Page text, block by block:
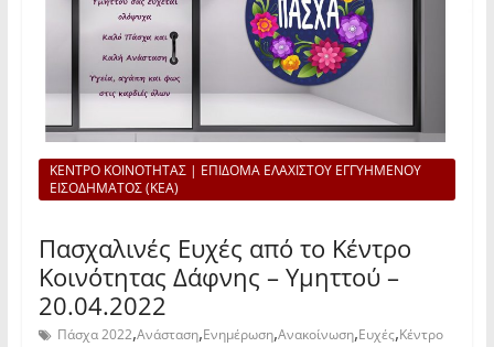
ΚΕΝΤΡΟ ΚΟΙΝΟΤΗΤΑΣ | ΕΠΙΔΟΜΑ ΕΛΑΧΙΣΤΟΥ ΕΓΓΥΗΜΕΝΟΥ
ΕΙΣΟΔΗΜΑΤΟΣ (ΚΕΑ)
Πασχαλινές Ευχές από το Κέντρο
Κοινότητας Δάφνης – Υμηττού –
20.04.2022
Πάσχα 2022,Ανάσταση,Ενημέρωση,Ανακοίνωση,Ευχές,Κέντρο